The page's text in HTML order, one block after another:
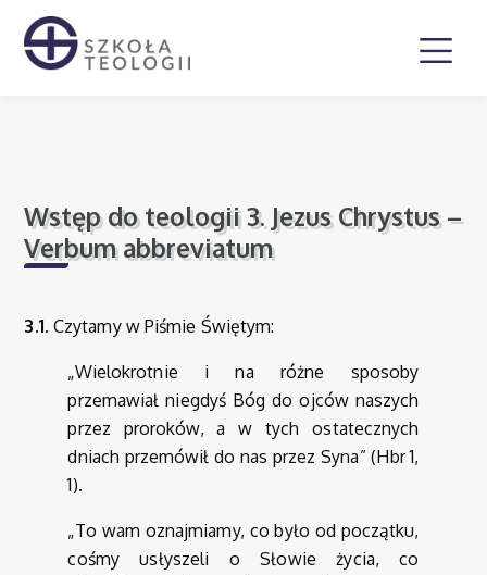
Wstęp do teologii 3. Jezus Chrystus –
Verbum abbreviatum
3.1. Czytamy w Piśmie Świętym:
„Wielokrotnie i na różne sposoby
przemawiał niegdyś Bóg do ojców naszych
przez proroków, a w tych ostatecznych
dniach przemówił do nas przez Syna” (Hbr 1,
1).
„To wam oznajmiamy, co było od początku,
cośmy usłyszeli o Słowie życia, co